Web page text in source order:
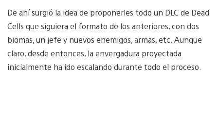
De ahí surgió la idea de proponerles todo un DLC de Dead
Cells que siguiera el formato de los anteriores, con dos
biomas, un jefe y nuevos enemigos, armas, etc. Aunque
claro, desde entonces, la envergadura proyectada
inicialmente ha ido escalando durante todo el proceso.